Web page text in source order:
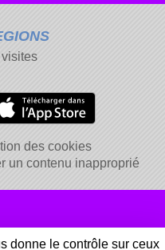
visites
des cookies
un contenu inapproprié
donne le contrôle sur ceux